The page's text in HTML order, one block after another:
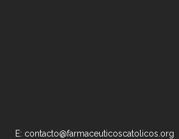
E: contacto@farmaceuticoscatolicos.org